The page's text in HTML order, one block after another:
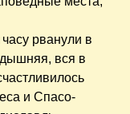
рванули в
вся в
и Спасо-